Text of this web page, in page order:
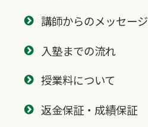
講師からのメッセージ
入塾までの流れ
授業料について
返金保証・成績保証